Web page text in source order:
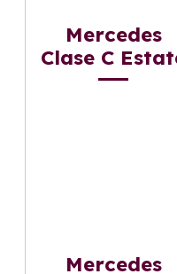
Mercedes
Clase C
Mercedes